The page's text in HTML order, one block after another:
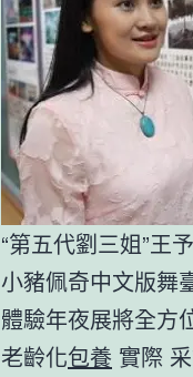
“第五代劉三姐”王
小豬佩奇中文版舞
體驗年夜展將全方
老齡化包養 實際